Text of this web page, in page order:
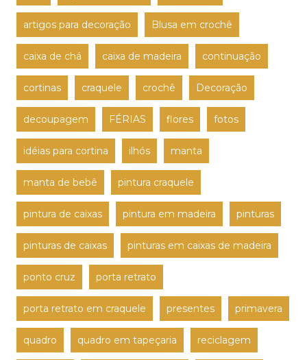
artigos para decoração Blusa em crochê
caixa de chá caixa de madeira continuação
cortinas craquele crochê Decoração
decoupagem FÉRIAS flores fotos
idéias para cortina ilhós manta
manta de bebê pintura craquele
pintura de caixas pintura em madeira pinturas
pinturas de caixas pinturas em caixas de madeira
ponto cruz porta retrato
porta retrato em craquele presentes primavera
quadro quadro em tapeçaria reciclagem